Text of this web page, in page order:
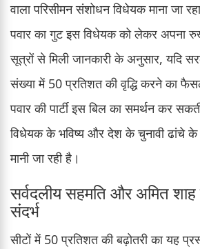
वाला परिसीमन संशोधन विधेयक माना जा
पवार का गुट इस विधेयक को लेकर अपना
सूत्रों से मिली जानकारी के अनुसार, यदि
संख्या में 50 प्रतिशत की वृद्धि करने का
पवार की पार्टी इस बिल का समर्थन कर
विधेयक के भविष्य और देश के चुनावी ढांचे के
मानी जा रही है।
सर्वदलीय सहमति और अमित
संदर्भ
सीटों में 50 प्रतिशत की बढ़ोतरी का यह